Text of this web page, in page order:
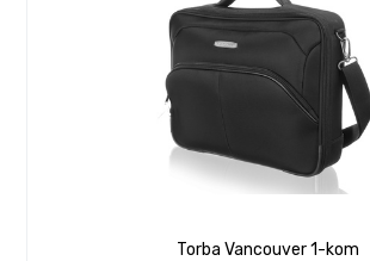
Torba Vancouver 1-kom